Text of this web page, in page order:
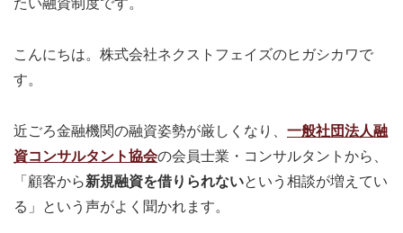
たい融資制度です。
こんにちは。株式会社ネクストフェイズのヒガシカワで
す。
近ごろ金融機関の融資姿勢が厳しくなり、 一般社団法人融
資コンサルタント協会の会員士業・コンサルタントから、
「顧客から新規融資を借りられないという相談が増えてい
る」という声がよく聞かれます。